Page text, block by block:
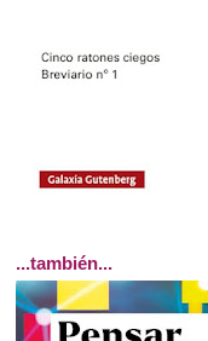
...también...